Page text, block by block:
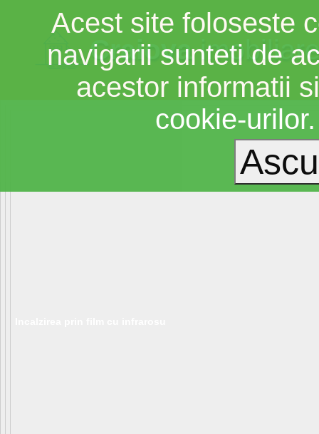
Craiova
Acest site foloseste
navigarii sunteti de
acestor informatii
cookie-